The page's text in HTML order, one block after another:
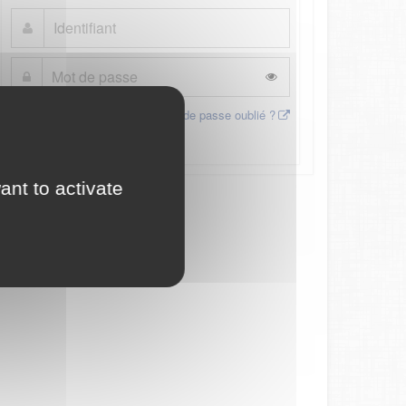
to activate
Mot de passe oublié ?